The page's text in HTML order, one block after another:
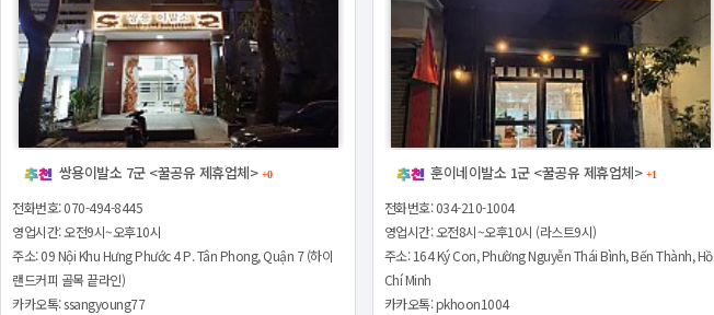
쌍용이발소 7군 <꿀공유 제휴업체> +0
전화번호: 070-494-8445
영업시간: 오전9시~오후10시
주소: 09 Nội Khu Hưng Phước 4 P. Tân Phong, Quận 7 (하이
랜드커피 골목 끝라인)
카카오톡: ssangyoung77
훈이네이발소 1군 <꿀공유 제휴업체> +1
전화번호: 034-210-1004
영업시간: 오전8시~오후10시 (라스트9시)
주소: 164 Ký Con, Phường Nguyễn Thái Bình, Bến Thành, Hồ
Chí Minh
카카오톡: pkhoon1004